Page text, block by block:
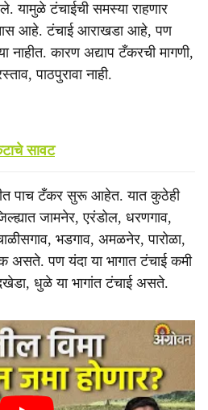
यामुळे टंचाईची समस्या राहणार
आहे. टंचाई आराखडा आहे, पण
नाहीत. कारण अद्याप टँकरची मागणी,
पाठपुरावा नाही.
सावट
पाच टँकर सुरू आहेत. यात कुठेही
जामनेर, एरंडोल, धरणगाव,
भडगाव, अमळनेर, पारोळा,
असते. पण यंदा या भागात टंचाई कमी
धुळे या भागांत टंचाई असते.